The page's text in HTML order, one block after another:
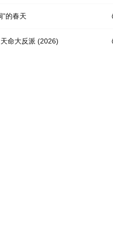
技术元
明原因。有一天，路杰为了帮助损友
林爸林妈却接到来自医院的电话需
躯勘查等传统刑侦手段，接连破获数
台，将冷血少帅许又安与昆曲名伶
”的春天
命大反派 (2026)